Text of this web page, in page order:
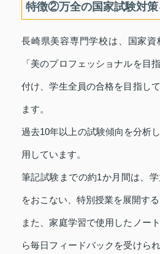
特徴②万全の国家試験対策
長崎県美容専門学校は、国家
「美のプロフェッショナルを目
付け、学生全員の合格を目指し
ます。
過去10年以上の試験傾向を分析
用しています。
筆記試験までの約1か月間は、
をおこない、特別授業を展開する
また、家庭学習で使用したノー
ら毎日フィードバックを受けら